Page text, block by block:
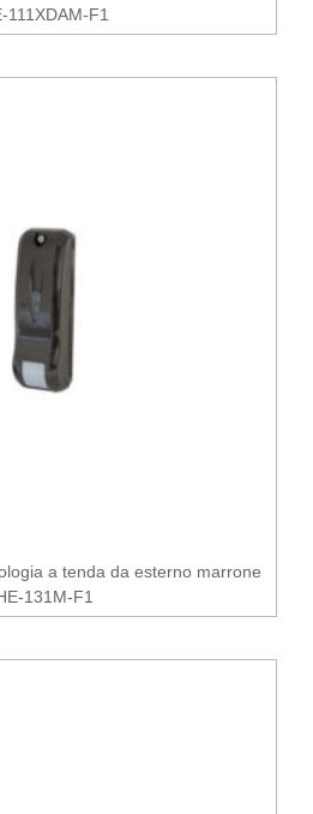
111XDAM-F1
a tenda da esterno marrone
131M-F1